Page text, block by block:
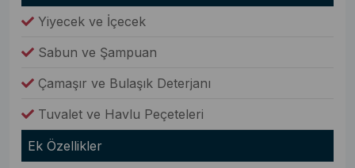
Yiyecek ve İçecek
Sabun ve Şampuan
Çamaşır ve Bulaşık Deterjanı
Tuvalet ve Havlu Peçeteleri
Ek Özellikler